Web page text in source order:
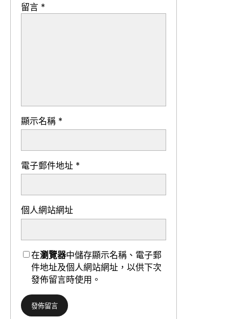
留言 *
顯示名稱 *
電子郵件地址 *
個人網站網址
在瀏覽器中儲存顯示名稱、電子郵
件地址及個人網站網址，以供下次
發佈留言時使用。